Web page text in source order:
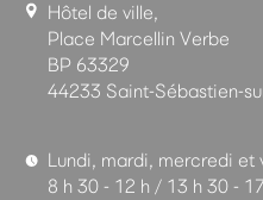
Hôtel de ville,
Place Marcellin Verbe
BP 63329
44233 Saint-Sébastien-
Lundi, mardi, mercredi et
8 h 30 - 12 h / 13 h 30 -